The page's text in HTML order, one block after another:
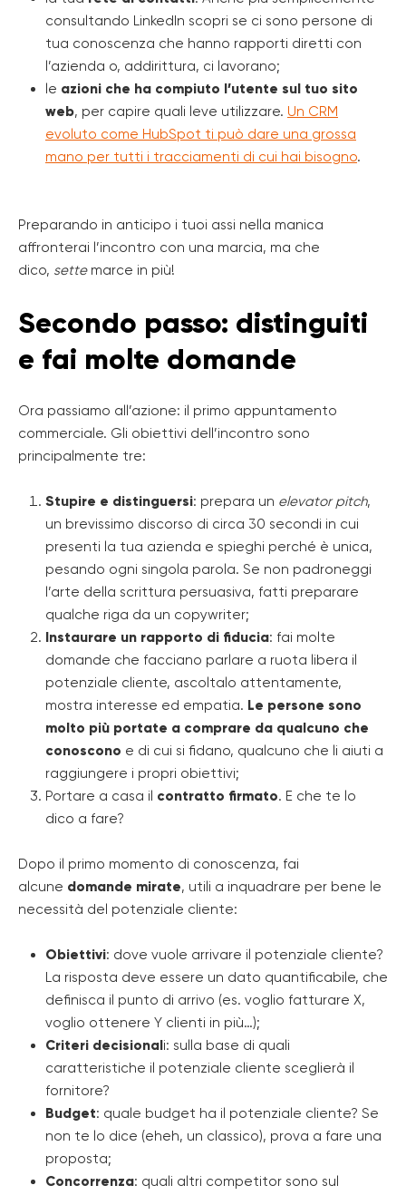
consultando LinkedIn scopri se ci sono persone di
tua conoscenza che hanno rapporti diretti con
l’azienda o, addirittura, ci lavorano;
le azioni che ha compiuto l’utente sul tuo sito
web, per capire quali leve utilizzare. Un CRM
evoluto come HubSpot ti può dare una grossa
mano per tutti i tracciamenti di cui hai bisogno.
Preparando in anticipo i tuoi assi nella manica
affronterai l’incontro con una marcia, ma che
dico, settemarce in più!
Secondo passo: distinguiti
e fai molte domande
Ora passiamo all’azione: il primo appuntamento
commerciale. Gli obiettivi dell’incontro sono
principalmente tre:
Stupire e distinguersi: prepara un elevator pitch,
un brevissimo discorso di circa 30 secondi in cui
presenti la tua azienda e spieghi perché è unica,
pesando ogni singola parola. Se non padroneggi
l’arte della scrittura persuasiva, fatti preparare
qualche riga da un copywriter;
Instaurare un rapporto di fiducia: fai molte
domande che facciano parlare a ruota libera il
potenziale cliente, ascoltalo attentamente,
mostra interesse ed empatia. Le persone sono
molto più portate a comprare da qualcuno che
conoscono e di cui si fidano, qualcuno che li aiuti a
raggiungere i propri obiettivi;
Portare a casa il contratto firmato. E che te lo
dico a fare?
Dopo il primo momento di conoscenza, fai
alcune domande mirate, utili a inquadrare per bene le
necessità del potenziale cliente:
Obiettivi: dove vuole arrivare il potenziale cliente?
La risposta deve essere un dato quantificabile, che
definisca il punto di arrivo (es. voglio fatturare X,
voglio ottenere Y clienti in più…);
Criteri decisionali: sulla base di quali
caratteristiche il potenziale cliente sceglierà il
fornitore?
Budget: quale budget ha il potenziale cliente? Se
non te lo dice (eheh, un classico), prova a fare una
proposta;
Concorrenza: quali altri competitor sono sul